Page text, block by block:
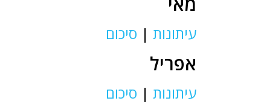
עיתונות | סיכום
אפריל
עיתונות | סיכום